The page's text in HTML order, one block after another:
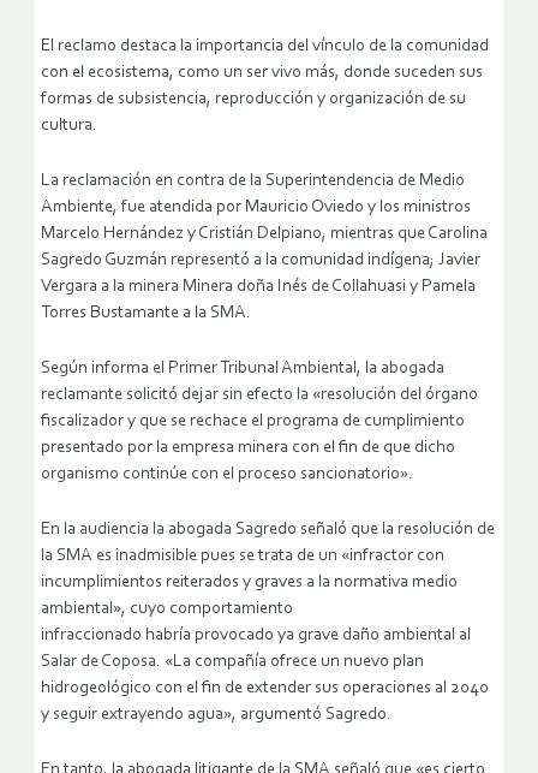
El reclamo destaca la importancia del vínculo de la comunidad
con el ecosistema, como un ser vivo más, donde suceden sus
formas de subsistencia, reproducción y organización de su
cultura.
La reclamación en contra de la Superintendencia de Medio
Ambiente, fue atendida por Mauricio Oviedo y los ministros
Marcelo Hernández y Cristián Delpiano, mientras que Carolina
Sagredo Guzmán representó a la comunidad indígena; Javier
Vergara a la minera Minera doña Inés de Collahuasi y Pamela
Torres Bustamante a la SMA.
Según informa el Primer Tribunal Ambiental, la abogada
reclamante solicitó dejar sin efecto la «resolución del órgano
fiscalizador y que se rechace el programa de cumplimiento
presentado por la empresa minera con el fin de que dicho
organismo continúe con el proceso sancionatorio».
En la audiencia la abogada Sagredo señaló que la resolución de
la SMA es inadmisible pues se trata de un «infractor con
incumplimientos reiterados y graves a la normativa medio
ambiental», cuyo comportamiento
infraccionado habría provocado ya grave daño ambiental al
Salar de Coposa. «La compañía ofrece un nuevo plan
hidrogeológico con el fin de extender sus operaciones al 2040
y seguir extrayendo agua», argumentó Sagredo.